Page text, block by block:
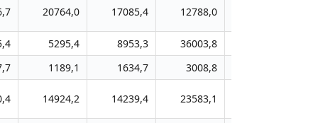
20764,0 17085,4 12788,0
5295,4 8953,3 36003,8
1189,1 1634,7 3008,8
14924,2 14239,4 23583,1